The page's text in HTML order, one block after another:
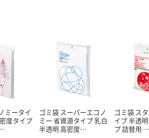
ミータイ
度タイプ
ゴミ袋 スーパーエコノ
ミー 省資源タイプ 乳白
半透明 高密度…
ゴミ袋 ス
イプ 半透
プ 詰替用 …